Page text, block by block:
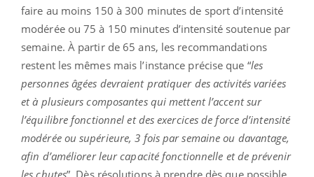
faire au moins 150 à 300 minutes de sport d’intensité
modérée ou 75 à 150 minutes d’intensité soutenue par
semaine. À partir de 65 ans, les recommandations
restent les mêmes mais l’instance précise que “les
personnes âgées devraient pratiquer des activités variées
et à plusieurs composantes qui mettent l’accent sur
l’équilibre fonctionnel et des exercices de force d’intensité
modérée ou supérieure, 3 fois par semaine ou davantage,
afin d’améliorer leur capacité fonctionnelle et de prévenir
les chutes”. Dès résolutions à prendre dès que possible,